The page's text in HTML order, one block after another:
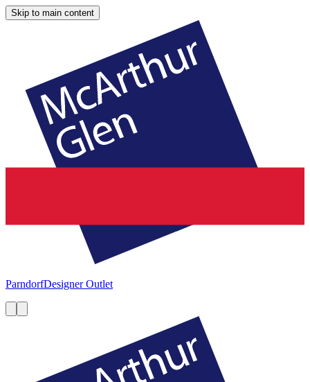
Skip to main content
ParndorfDesigner Outlet